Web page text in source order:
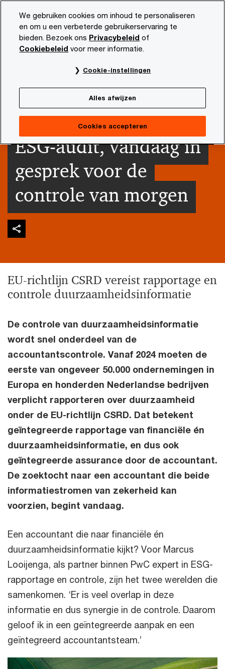
content
footer
PwC NL Actueel en publicaties Thema's
ESG-audit, vandaag in
gesprek voor de
controle van morgen
EU-richtlijn CSRD vereist rapportage en
controle duurzaamheidsinformatie
De controle van duurzaamheidsinformatie
wordt snel onderdeel van de
accountantscontrole. Vanaf 2024 moeten de
eerste van ongeveer 50.000 ondernemingen in
Europa en honderden Nederlandse bedrijven
verplicht rapporteren over duurzaamheid
onder de EU-richtlijn CSRD. Dat betekent
geïntegreerde rapportage van financiële én
duurzaamheidsinformatie, en dus ook
geïntegreerde assurance door de accountant.
De zoektocht naar een accountant die beide
informatiestromen van zekerheid kan
voorzien, begint vandaag.
Een accountant die naar financiële én
duurzaamheidsinformatie kijkt? Voor Marcus
Looijenga, als partner binnen PwC expert in ESG-
rapportage en controle, zijn het twee werelden die
samenkomen. ‘Er is veel overlap in deze
informatie en dus synergie in de controle. Daarom
geloof ik in een geïntegreerde aanpak en een
geïntegreerd accountantsteam.’
We gebruiken cookies om inhoud te personaliseren
en om u een verbeterde gebruikerservaring te
bieden. Bezoek ons Privacybeleid of
Cookiebeleid voor meer informatie.
Cookie-instellingen
Alles afwijzen
Cookies accepteren